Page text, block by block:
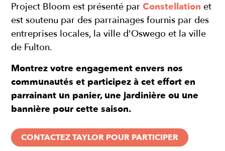
Project Bloom est présenté parConstellation et
est soutenu par des parrainages fournis par des
entreprises locales, la ville d'Oswego et la ville
de Fulton.
Montrez votre engagement envers nos
communautés et participez à cet effort en
parrainant un panier, une jardinière ou une
bannière pour cette saison.
CONTACTEZ TAYLOR POUR PARTICIPER